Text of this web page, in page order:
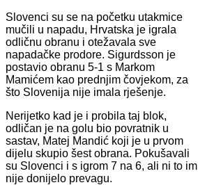
Slovenci su se na početku utakmice
mučili u napadu, Hrvatska je igrala
odličnu obranu i otežavala sve
napadačke prodore. Sigurdsson je
postavio obranu 5-1 s Markom
Mamićem kao prednjim čovjekom, za
što Slovenija nije imala rješenje.
Nerijetko kad je i probila taj blok,
odličan je na golu bio povratnik u
sastav, Matej Mandić koji je u prvom
dijelu skupio šest obrana. Pokušavali
su Slovenci i s igrom 7 na 6, ali ni to im
nije donijelo prevagu.